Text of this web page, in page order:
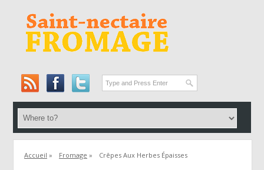
Accueil » Fromage » Crêpes Aux Herbes Épaisses